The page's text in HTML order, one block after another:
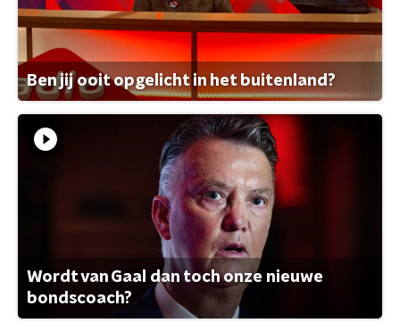
Ben jij ooit opgelicht in het buitenland?
Wordt van Gaal dan toch onze nieuwe
bondscoach?